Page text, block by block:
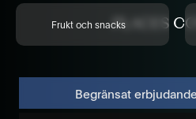
Frukt och snacks
Begränsat